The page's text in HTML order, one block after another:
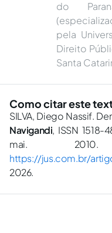
do
pela
Direito
Santa
Como citar este
SILVA, Diego Nassif.
Navigandi, ISSN 1518-
mai.
https://jus.com.br/
2026.